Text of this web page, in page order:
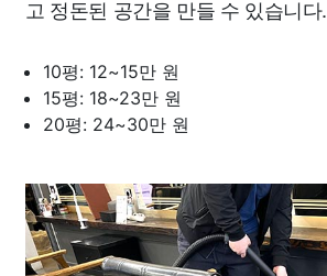
고 정돈된 공간을 만들 수 있습니다.
10평: 12~15만 원
15평: 18~23만 원
20평: 24~30만 원